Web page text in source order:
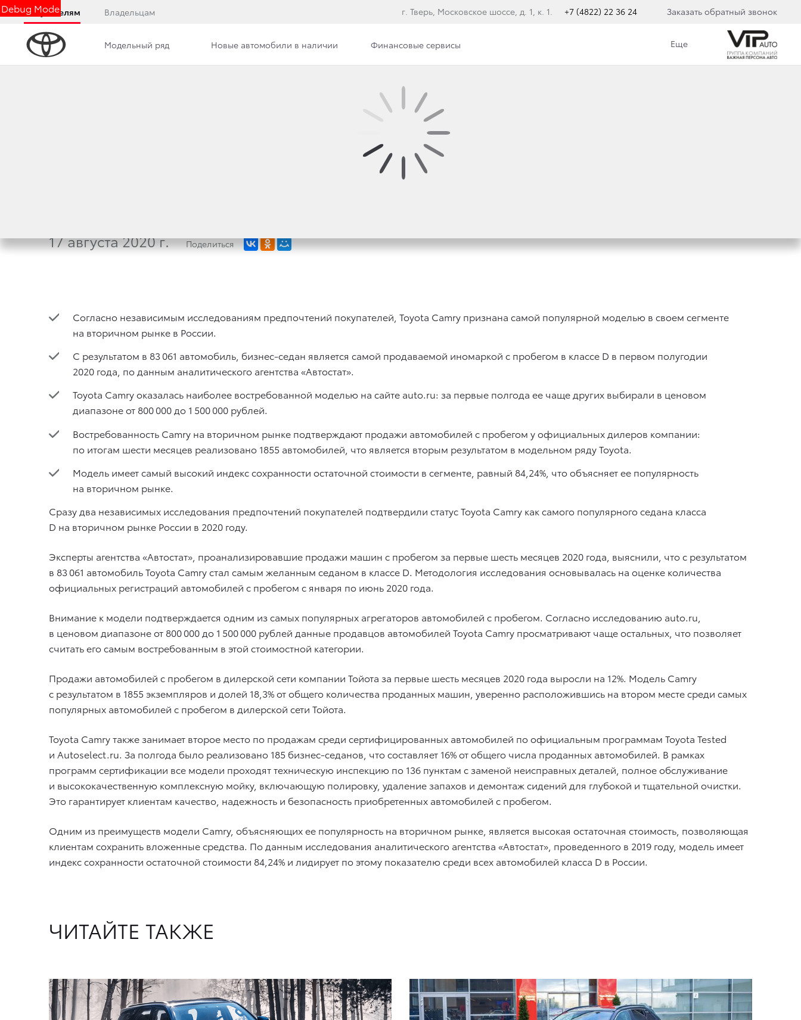
Debug Mode
Покупателям Владельцам г. Тверь, Московское шоссе, д. 1, к. 1. +7 (4822) 22 36 24 Заказать обратный звонок
Модельный ряд Новые автомобили в наличии Финансовые сервисы Еще
НАСТОЯЩИЕ ЦЕННОСТИ: ВЫСОКАЯ ОСТАТОЧНАЯ
СТОИМОСТЬ ОПРЕДЕЛЯЕТ УСПЕХ TOYOTA CAMRY
17 августа 2020 г. Поделиться
Согласно независимым исследованиям предпочтений покупателей, Toyota Camry признана самой популярной моделью в своем сегменте
на вторичном рынке в России.
С результатом в 83 061 автомобиль, бизнес-седан является самой продаваемой иномаркой с пробегом в классе D в первом полугодии
2020 года, по данным аналитического агентства «Автостат».
Toyota Camry оказалась наиболее востребованной моделью на сайте auto.ru: за первые полгода ее чаще других выбирали в ценовом
диапазоне от 800 000 до 1 500 000 рублей.
Востребованность Camry на вторичном рынке подтверждают продажи автомобилей с пробегом у официальных дилеров компании:
по итогам шести месяцев реализовано 1855 автомобилей, что является вторым результатом в модельном ряду Toyota.
Модель имеет самый высокий индекс сохранности остаточной стоимости в сегменте, равный 84,24%, что объясняет ее популярность
на вторичном рынке.
Сразу два независимых исследования предпочтений покупателей подтвердили статус Toyota Camry как самого популярного седана класса
D на вторичном рынке России в 2020 году.
Эксперты агентства «Автостат», проанализировавшие продажи машин с пробегом за первые шесть месяцев 2020 года, выяснили, что с результатом
в 83 061 автомобиль Toyota Camry стал самым желанным седаном в классе D. Методология исследования основывалась на оценке количества
официальных регистраций автомобилей с пробегом с января по июнь 2020 года.
Внимание к модели подтверждается одним из самых популярных агрегаторов автомобилей с пробегом. Согласно исследованию auto.ru,
в ценовом диапазоне от 800 000 до 1 500 000 рублей данные продавцов автомобилей Toyota Camry просматривают чаще остальных, что позволяет
считать его самым востребованным в этой стоимостной категории.
Продажи автомобилей с пробегом в дилерской сети компании Тойота за первые шесть месяцев 2020 года выросли на 12%. Модель Camry
с результатом в 1855 экземпляров и долей 18,3% от общего количества проданных машин, уверенно расположившись на втором месте среди самых
популярных автомобилей с пробегом в дилерской сети Тойота.
Toyota Camry также занимает второе место по продажам среди сертифицированных автомобилей по официальным программам Toyota Tested
и Autoselect.ru. За полгода было реализовано 185 бизнес-седанов, что составляет 16% от общего числа проданных автомобилей. В рамках
программ сертификации все модели проходят техническую инспекцию по 136 пунктам с заменой неисправных деталей, полное обслуживание
и высококачественную комплексную мойку, включающую полировку, удаление запахов и демонтаж сидений для глубокой и тщательной очистки.
Это гарантирует клиентам качество, надежность и безопасность приобретенных автомобилей с пробегом.
Одним из преимуществ модели Camry, объясняющих ее популярность на вторичном рынке, является высокая остаточная стоимость, позволяющая
клиентам сохранить вложенные средства. По данным исследования аналитического агентства «Автостат», проведенного в 2019 году, модель имеет
индекс сохранности остаточной стоимости 84,24% и лидирует по этому показателю среди всех автомобилей класса D в России.
ЧИТАЙТЕ ТАКЖЕ